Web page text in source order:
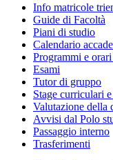
Info matricole
Guide di Facoltà
Piani di studio
Calendario
Programmi e
Esami
Tutor di gruppo
Stage curriculari
Valutazione della
Avvisi dal Polo
Passaggio interno
Trasferimenti